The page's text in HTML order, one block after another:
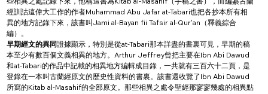
經訓詁這偉大工作的作者Muhammad Abu Jafar at-Tabari也把各抄本所有相
異的地方記錄下來，該書叫Jami al-Bayan fii Tafsir al-Qur'an（釋義綜合
編）。
早期經文的異同證據顯示，特別是從at-Tabari那本詳盡的書裏可見，早期的稿
本至少有數百個文義相異的地方。Arthur Jeffrey曾把主要在Ibn Abi Dawud
和at-Tabari的作品中記載的相異地方編輯成目錄，一共就有三百六十二頁，是
登錄在一本叫古蘭經原文的歷史性資料的書裏。該書還收覽了Ibn Abi Dawud
所寫的Kitab al-Masahif的全部原文。那些相異之處令聖經那寥寥幾處的相異點